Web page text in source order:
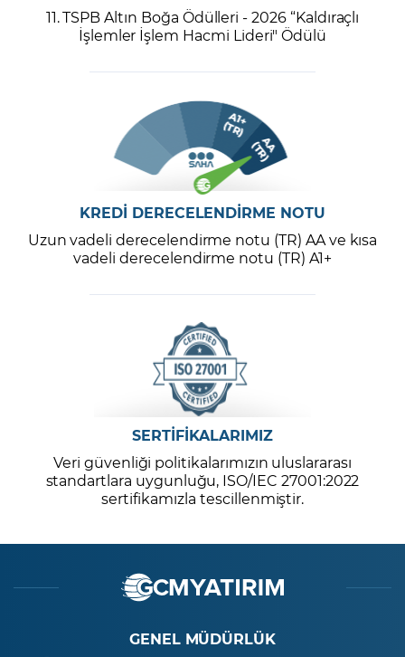
11. TSPB Altın Boğa Ödülleri - 2026 “Kaldıraçlı
İşlemler İşlem Hacmi Lideri" Ödülü
KREDİ DERECELENDİRME NOTU
Uzun vadeli derecelendirme notu (TR) AA ve kısa
vadeli derecelendirme notu (TR) A1+
SERTİFİKALARIMIZ
Veri güvenliği politikalarımızın uluslararası
standartlara uygunluğu, ISO/IEC 27001:2022
sertifikamızla tescillenmiştir.
GENEL MÜDÜRLÜK